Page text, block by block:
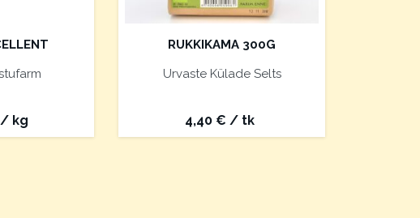
/ kg
RUKKIKAMA 300G
Urvaste Külade Selts
4,40 € / tk